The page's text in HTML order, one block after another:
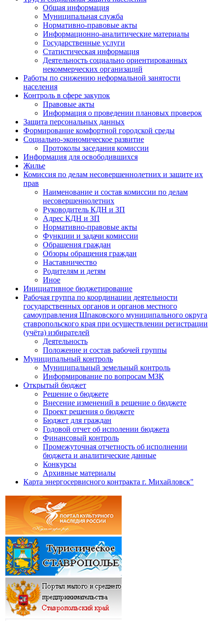
Общая информация
Муниципальная служба
Нормативно-правовые акты
Информационно-аналитические материалы
Государственные услуги
Статистическая информация
Деятельность социально ориентированных
некоммерческих организаций
Работы по снижению неформальной занятости
населения
Контроль в сфере закупок
Правовые акты
Информация о проведении плановых проверок
Защита персональных данных
Формирование комфортной городской среды
Социально-экономическое развитие
Протоколы заседания комиссии
Информация для освободившихся
Жилье
Комиссия по делам несовершеннолетних и защите их
прав
Наименование и состав комиссии по делам
несовершеннолетних
Руководитель КДН и ЗП
Адрес КДН и ЗП
Нормативно-правовые акты
Функции и задачи комиссии
Обращения граждан
Обзоры обращения граждан
Наставничество
Родителям и детям
Иное
Инициативное бюджетирование
Рабочая группа по координации деятельности
государственных органов и органов местного
самоуправления Шпаковского муниципального округа
ставропольского края при осуществлении регистрации
(учёта) избирателей
Деятельность
Положение и состав рабочей группы
Муниципальный контроль
Муниципальный земельный контроль
Информирование по вопросам МЗК
Открытый бюджет
Решение о бюджете
Внесение изменений в решение о бюджете
Проект решения о бюджете
Бюджет для граждан
Годовой отчет об исполении бюджета
Финансовый контроль
Промежуточная отчетность об исполнении
бюджета и аналитические данные
Конкурсы
Архивные материалы
Карта энергосервисного контракта г. Михайловск"